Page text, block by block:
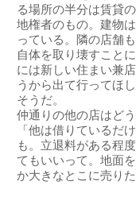
る場所の半分は賃貸
地権者のもの。建物
っている。隣の店舗
自体を取り壊すこと
には新しい住まい兼
うから出て行ってほ
そうだ。
仲通りの他の店はどう
「他は借りているだ
も。立退料がある程
てもいいって。地面
か大きなとこに売り